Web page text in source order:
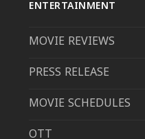
ENTERTAINMENT
MOVIE REVIEWS
PRESS RELEASE
MOVIE SCHEDULES
OTT